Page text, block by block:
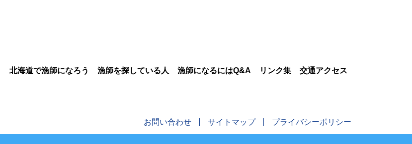
北海道で漁師になろう 漁師を探している人 漁師になるにはQ&A リンク集 交通アクセス
お問い合わせ サイトマップ プライバシーポリシー